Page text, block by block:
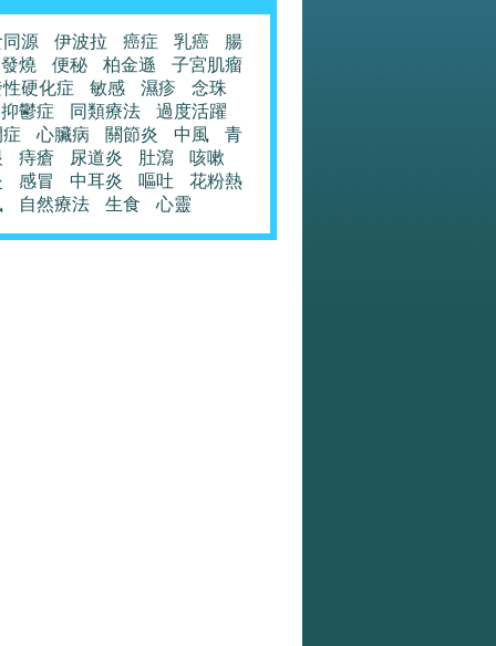
源 伊波拉 癌症 乳癌
腸
發燒
便秘 柏金遜
子宮肌瘤
硬化症
敏感 濕疹
念珠
抑鬱症
同類療法
過度活躍
心臟病 關節炎 中風
青
痔瘡 尿道炎 肚瀉
咳嗽
感冒 中耳炎 嘔吐
花粉熱
自然療法 生食 心靈